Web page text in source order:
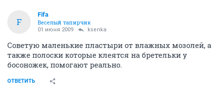
F
Fifa
Веселый тапирчик
01 июня 2009 ksenka
Советую маленькие пластыри от влажных мозолей, а
также полоски которые клеятся на бретельки у
босоножек, помогают реально.
ОТВЕТИТЬ